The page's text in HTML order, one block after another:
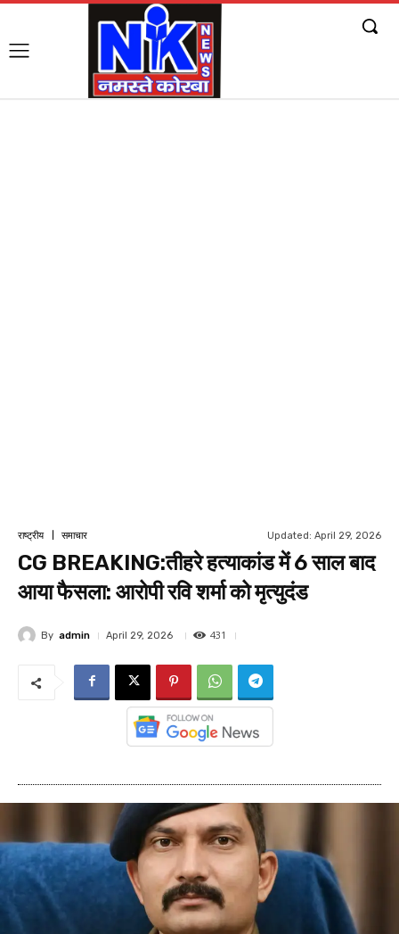
राष्ट्रीय समाचार Updated: April 29, 2026
CG BREAKING:तीहरे हत्याकांड में 6 साल बाद
आया फैसला: आरोपी रवि शर्मा को मृत्युदंड
By admin April 29, 2026 431